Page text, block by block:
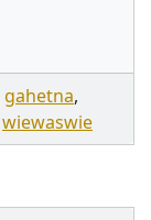
gahetna,
wiewaswie